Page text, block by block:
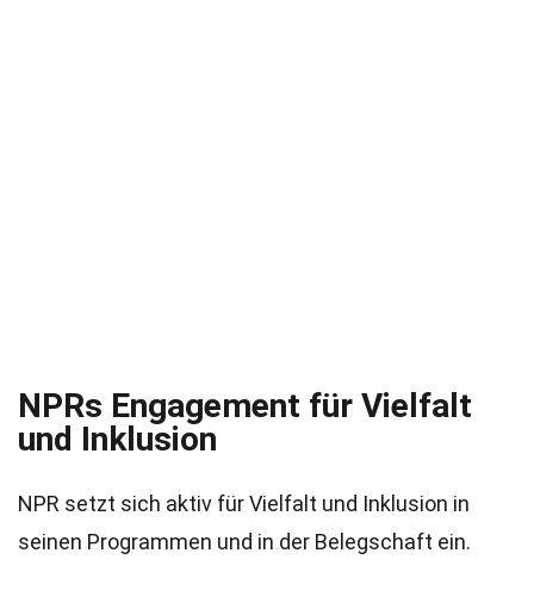
NPRs Engagement für Vielfalt
und Inklusion
NPR setzt sich aktiv für Vielfalt und Inklusion in
seinen Programmen und in der Belegschaft ein.